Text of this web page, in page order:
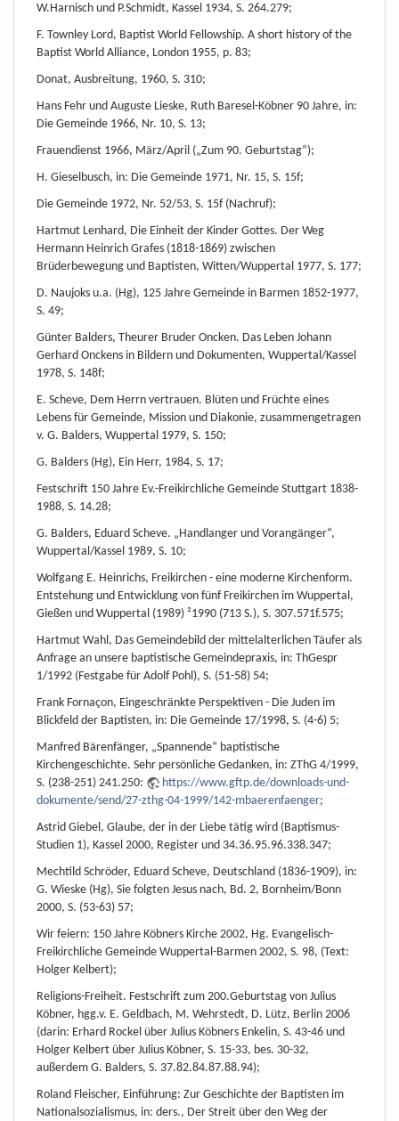
W.Harnisch und P.Schmidt, Kassel 1934, S. 264.279;
F. Townley Lord, Baptist World Fellowship. A short history of the
Baptist World Alliance, London 1955, p. 83;
Donat, Ausbreitung, 1960, S. 310;
Hans Fehr und Auguste Lieske, Ruth Baresel-Köbner 90 Jahre, in:
Die Gemeinde 1966, Nr. 10, S. 13;
Frauendienst 1966, März/April („Zum 90. Geburtstag“);
H. Gieselbusch, in: Die Gemeinde 1971, Nr. 15, S. 15f;
Die Gemeinde 1972, Nr. 52/53, S. 15f (Nachruf);
Hartmut Lenhard, Die Einheit der Kinder Gottes. Der Weg
Hermann Heinrich Grafes (1818-1869) zwischen
Brüderbewegung und Baptisten, Witten/Wuppertal 1977, S. 177;
D. Naujoks u.a. (Hg), 125 Jahre Gemeinde in Barmen 1852-1977,
S. 49;
Günter Balders, Theurer Bruder Oncken. Das Leben Johann
Gerhard Onckens in Bildern und Dokumenten, Wuppertal/Kassel
1978, S. 148f;
E. Scheve, Dem Herrn vertrauen. Blüten und Früchte eines
Lebens für Gemeinde, Mission und Diakonie, zusammengetragen
v. G. Balders, Wuppertal 1979, S. 150;
G. Balders (Hg), Ein Herr, 1984, S. 17;
Festschrift 150 Jahre Ev.-Freikirchliche Gemeinde Stuttgart 1838-
1988, S. 14.28;
G. Balders, Eduard Scheve. „Handlanger und Vorangänger“,
Wuppertal/Kassel 1989, S. 10;
Wolfgang E. Heinrichs, Freikirchen - eine moderne Kirchenform.
Entstehung und Entwicklung von fünf Freikirchen im Wuppertal,
Gießen und Wuppertal (1989) ²1990 (713 S.), S. 307.571f.575;
Hartmut Wahl, Das Gemeindebild der mittelalterlichen Täufer als
Anfrage an unsere baptistische Gemeindepraxis, in: ThGespr
1/1992 (Festgabe für Adolf Pohl), S. (51-58) 54;
Frank Fornaçon, Eingeschränkte Perspektiven - Die Juden im
Blickfeld der Baptisten, in: Die Gemeinde 17/1998, S. (4-6) 5;
Manfred Bärenfänger, „Spannende“ baptistische
Kirchengeschichte. Sehr persönliche Gedanken, in: ZThG 4/1999,
S. (238-251) 241.250:
https://www.gftp.de/downloads-und-
dokumente/send/27-zthg-04-1999/142-mbaerenfaenger;
Astrid Giebel, Glaube, der in der Liebe tätig wird (Baptismus-
Studien 1), Kassel 2000, Register und 34.36.95.96.338.347;
Mechtild Schröder, Eduard Scheve, Deutschland (1836-1909), in:
G. Wieske (Hg), Sie folgten Jesus nach, Bd. 2, Bornheim/Bonn
2000, S. (53-63) 57;
Wir feiern: 150 Jahre Köbners Kirche 2002, Hg. Evangelisch-
Freikirchliche Gemeinde Wuppertal-Barmen 2002, S. 98, (Text:
Holger Kelbert);
Religions-Freiheit. Festschrift zum 200.Geburtstag von Julius
Köbner, hgg.v. E. Geldbach, M. Wehrstedt, D. Lütz, Berlin 2006
(darin: Erhard Rockel über Julius Köbners Enkelin, S. 43-46 und
Holger Kelbert über Julius Köbner, S. 15-33, bes. 30-32,
außerdem G. Balders, S. 37.82.84.87.88.94);
Roland Fleischer, Einführung: Zur Geschichte der Baptisten im
Nationalsozialismus, in: ders., Der Streit über den Weg der